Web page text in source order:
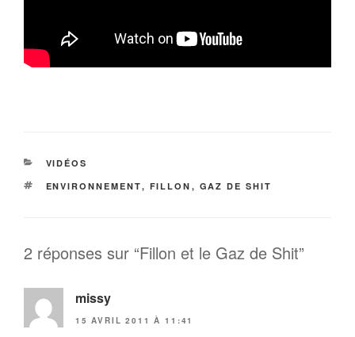
CATÉGORIES
VIDÉOS
ÉTIQUETTES
ENVIRONNEMENT, FILLON , GAZ DE SHIT
2 réponses sur “Fillon et le Gaz de Shit”
missy
15 AVRIL 2011 À 11:41